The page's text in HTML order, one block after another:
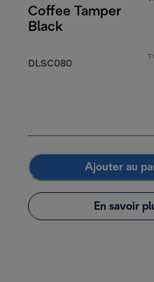
Coffee Tamper
Black
DLSC080
Ajouter au
En savoir